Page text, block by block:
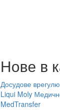
Нове в
Досудове
Liqui Moly
MedTransfer